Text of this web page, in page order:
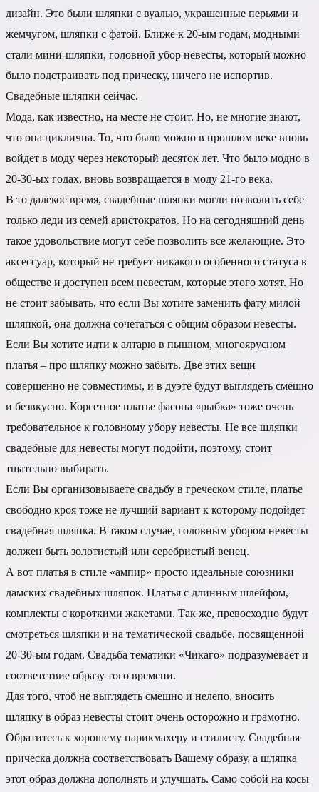
дизайн. Это были шляпки с вуалью, украшенные перьями и
жемчугом, шляпки с фатой. Ближе к 20-ым годам, модными
стали мини-шляпки, головной убор невесты, который можно
было подстраивать под прическу, ничего не испортив.
Свадебные шляпки сейчас.
Мода, как известно, на месте не стоит. Но, не многие знают,
что она циклична. То, что было можно в прошлом веке вновь
войдет в моду через некоторый десяток лет. Что было модно в
20-30-ых годах, вновь возвращается в моду 21-го века.
В то далекое время, свадебные шляпки могли позволить себе
только леди из семей аристократов. Но на сегодняшний день
такое удовольствие могут себе позволить все желающие. Это
аксессуар, который не требует никакого особенного статуса в
обществе и доступен всем невестам, которые этого хотят. Но
не стоит забывать, что если Вы хотите заменить фату милой
шляпкой, она должна сочетаться с общим образом невесты.
Если Вы хотите идти к алтарю в пышном, многоярусном
платья – про шляпку можно забыть. Две этих вещи
совершенно не совместимы, и в дуэте будут выглядеть смешно
и безвкусно. Корсетное платье фасона «рыбка» тоже очень
требовательное к головному убору невесты. Не все шляпки
свадебные для невесты могут подойти, поэтому, стоит
тщательно выбирать.
Если Вы организовываете свадьбу в греческом стиле, платье
свободно кроя тоже не лучший вариант к которому подойдет
свадебная шляпка. В таком случае, головным убором невесты
должен быть золотистый или серебристый венец.
А вот платья в стиле «ампир» просто идеальные союзники
дамских свадебных шляпок. Платья с длинным шлейфом,
комплекты с короткими жакетами. Так же, превосходно будут
смотреться шляпки и на тематической свадьбе, посвященной
20-30-ым годам. Свадьба тематики «Чикаго» подразумевает и
соответствие образу того времени.
Для того, чтоб не выглядеть смешно и нелепо, вносить
шляпку в образ невесты стоит очень осторожно и грамотно.
Обратитесь к хорошему парикмахеру и стилисту. Свадебная
прическа должна соответствовать Вашему образу, а шляпка
этот образ должна дополнять и улучшать. Само собой на косы